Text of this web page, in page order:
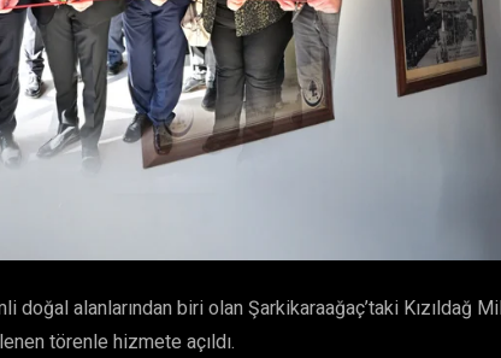
doğal alanlarından biri olan Şarkikaraağaç’taki Kızıldağ
törenle hizmete açıldı.